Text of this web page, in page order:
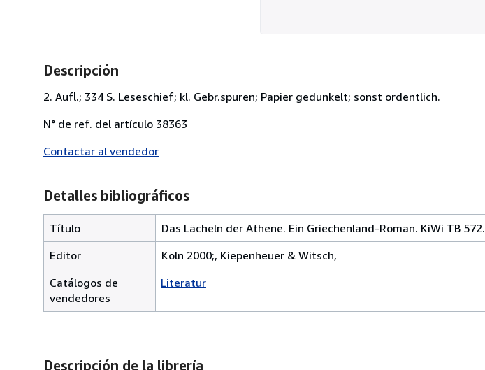
Descripción
2. Aufl.; 334 S. Leseschief; kl. Gebr.spuren; Papier gedunkelt; sonst ordentlich.
N° de ref. del artículo 38363
Contactar al vendedor
Detalles bibliográficos
Título
Das Lächeln der Athene. Ein Griechenland-Roman. KiWi TB 572.
Editor
Köln 2000;, Kiepenheuer & Witsch,
Catálogos de
vendedores
Literatur
Descripción de la librería